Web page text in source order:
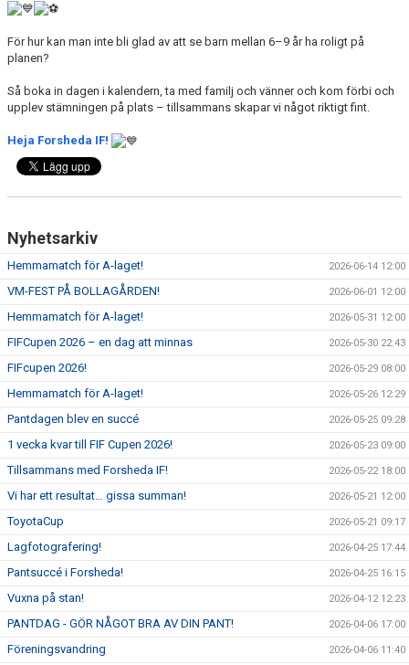
För hur kan man inte bli glad av att se barn mellan 6–9 år ha roligt på
planen?
Så boka in dagen i kalendern, ta med familj och vänner och kom förbi och
upplev stämningen på plats – tillsammans skapar vi något riktigt fint.
Heja Forsheda IF!
Nyhetsarkiv
Hemmamatch för A-laget! 2026-06-14 12:00
VM-FEST PÅ BOLLAGÅRDEN! 2026-06-01 12:00
Hemmamatch för A-laget! 2026-05-31 12:00
FIFCupen 2026 – en dag att minnas 2026-05-30 22:43
FIFcupen 2026! 2026-05-29 08:00
Hemmamatch för A-laget! 2026-05-26 12:29
Pantdagen blev en succé 2026-05-25 09:28
1 vecka kvar till FIF Cupen 2026! 2026-05-23 09:00
Tillsammans med Forsheda IF! 2026-05-22 18:00
Vi har ett resultat… gissa summan! 2026-05-21 12:00
ToyotaCup 2026-05-21 09:17
Lagfotografering! 2026-04-25 17:44
Pantsuccé i Forsheda! 2026-04-25 16:15
Vuxna på stan! 2026-04-12 12:23
PANTDAG - GÖR NÅGOT BRA AV DIN PANT! 2026-04-06 17:00
Föreningsvandring 2026-04-06 11:40